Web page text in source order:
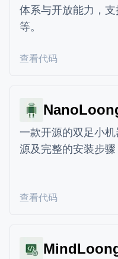
体系与开放能力，
等。
查看代码
一款开源的双足小
源及完整的安装步
查看代码